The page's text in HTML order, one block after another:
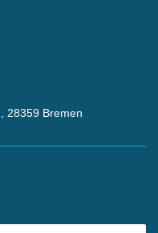
28359 Bremen